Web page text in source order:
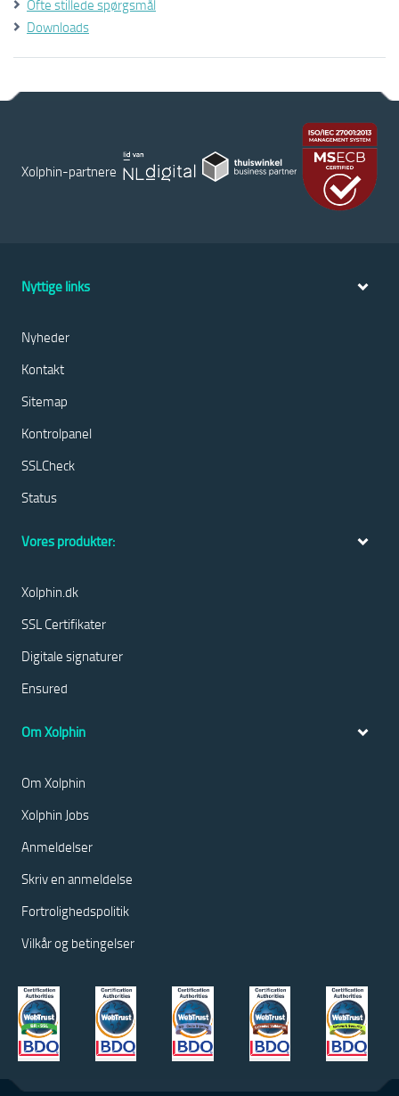
Ofte stillede spørgsmål
Downloads
Xolphin-partnere
Nyttige links
Nyheder
Kontakt
Sitemap
Kontrolpanel
SSLCheck
Status
Vores produkter:
Xolphin.dk
SSL Certifikater
Digitale signaturer
Ensured
Om Xolphin
Om Xolphin
Xolphin Jobs
Anmeldelser
Skriv en anmeldelse
Fortrolighedspolitik
Vilkår og betingelser